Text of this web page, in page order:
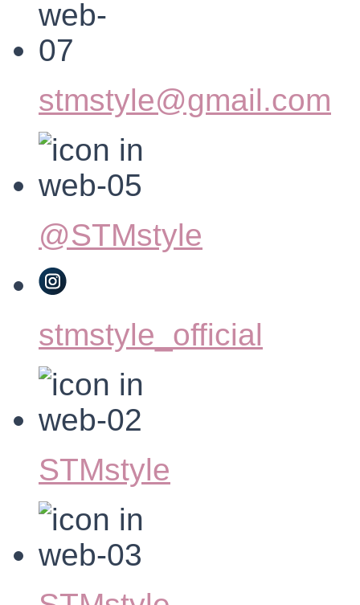
stmstyle@gmail.com
@STMstyle
stmstyle_official
STMstyle